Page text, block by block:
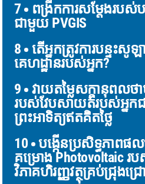
7
ពង្រីកការសម្តែងរបស់
ជាមួយ PVGIS
8
តើអ្នកត្រូវការបន្ទះសូ
គេហដ្ឋានរបស់អ្នក?
9
វាយតម្លៃសក្តានុពលថ
របស់វែបសាយត៍របស់អ្នក
ព្រះអាទិត្យឥតគិតថ្លៃ
10 បង្កើនប្រសិទ្ធភាព
គម្រោង Photovoltaic រ
វិភាគហិរញ្ញវត្ថុគ្រប់ជ្រុងជ្